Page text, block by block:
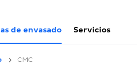
de envasado Servicios
CMC